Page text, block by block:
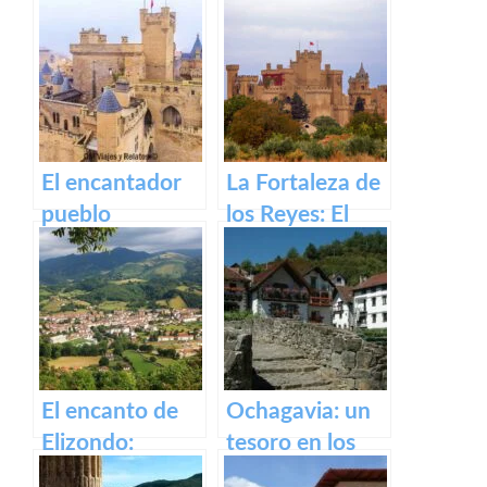
antigua fábrica
de Orbaizeta
Irati
El encantador
pueblo
medieval de
Olite y su
impresionante
Castillo Palacio
Real.
La Fortaleza de
los Reyes: El
Castillo de Olite
El encanto de
Elizondo:
Descubre la
Ochagavia: un
tesoro en los
Pirineos